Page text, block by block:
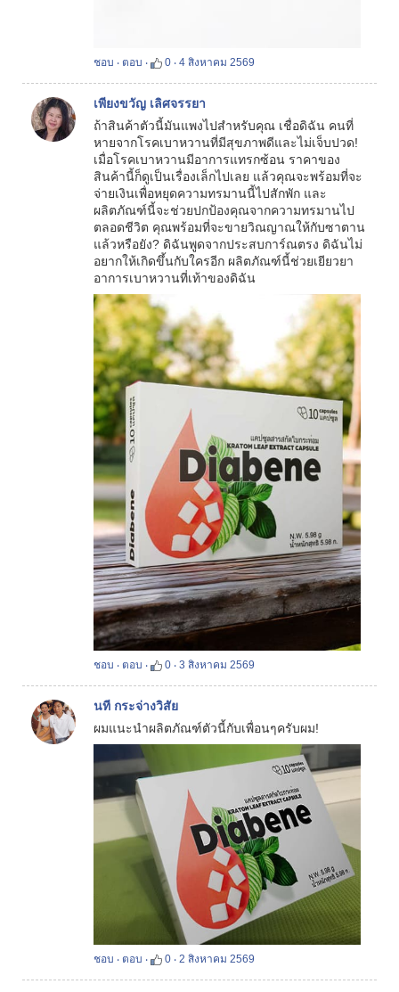
ชอบ ‧ ตอบ ‧ 0 ‧4 สิงหาคม 2569
เพียงขวัญ เลิศจรรยา
ถ้าสินค้าตัวนี้มันแพงไปสำหรับคุณ เชื่อดิฉัน คนที่
หายจากโรคเบาหวานที่มีสุขภาพดีและไม่เจ็บปวด!
เมื่อโรคเบาหวานมีอาการแทรกซ้อน ราคาของ
สินค้านี้ก็ดูเป็นเรื่องเล็กไปเลย แล้วคุณจะพร้อมที่จะ
จ่ายเงินเพื่อหยุดความทรมานนี้ไปสักพัก และ
ผลิตภัณฑ์นี้จะช่วยปกป้องคุณจากความทรมานไป
ตลอดชีวิต คุณพร้อมที่จะขายวิณญาณให้กับซาตาน
แล้วหรือยัง? ดิฉันพูดจากประสบการ์ณตรง ดิฉันไม่
อยากให้เกิดขึ้นกับใครอีก ผลิตภัณฑ์นี้ช่วยเยียวยา
อาการเบาหวานที่เท้าของดิฉัน
ชอบ ‧ ตอบ ‧ 0 ‧3 สิงหาคม 2569
นที กระจ่างวิสัย
ผมแนะนำผลิตภัณฑ์ตัวนี้กับเพื่อนๆครับผม!
ชอบ ‧ ตอบ ‧ 0 ‧2 สิงหาคม 2569